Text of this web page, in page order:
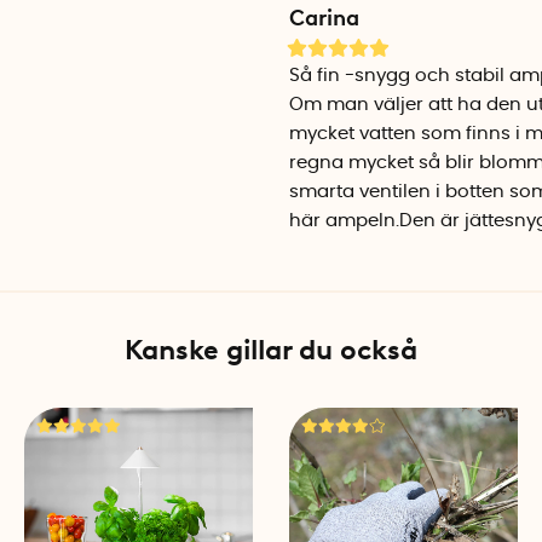
Om du har ampelkrukan
rinner över ut på golvet
Montera krukan
Sätt ihop vattenindikatorn
innerkrukan. Trä in
kan nu hänga upp
UV-resistent och
Välj mellan två storlekar
Ampelkrukan finns att
Ampelkruka 27
Carina
Så fin -snygg och stabil
Om man väljer att ha den
mycket vatten som finns i
regna mycket så blir
smarta ventilen i botten
här ampeln.Den är
Kanske gillar du också